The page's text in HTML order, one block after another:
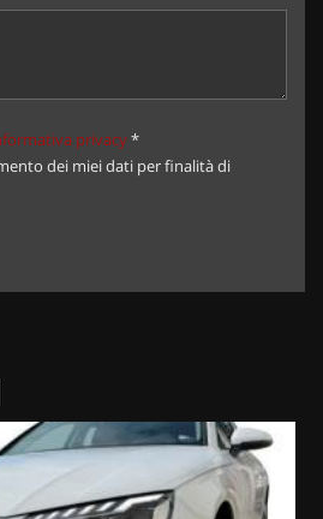
privacy*
dei miei dati per finalità di